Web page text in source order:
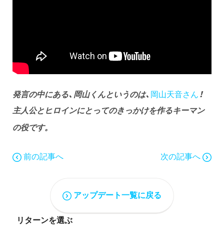
発言の中にある、岡山くんというのは、 岡山天音さん！
主人公とヒロインにとってのきっかけを作るキーマン
の役です。
前の記事へ 次の記事へ
アップデート一覧に戻る
リターンを選ぶ